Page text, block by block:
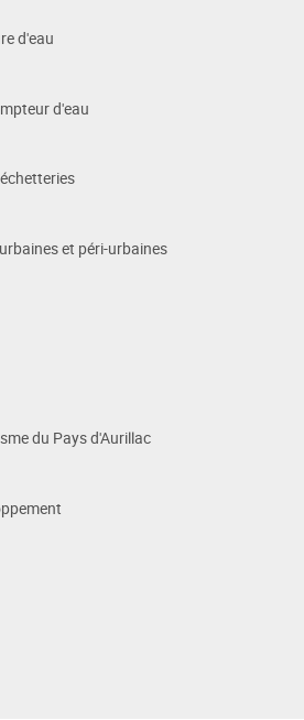
d'eau
d'eau
et péri-urbaines
du Pays d'Aurillac